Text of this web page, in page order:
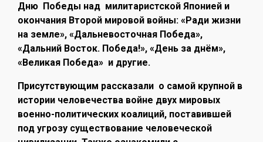
Дню Победы над милитаристской Японией и
окончания Второй мировой войны: «Ради жизни
на земле», «Дальневосточная Победа»,
«Дальний Восток. Победа!», «День за днём»,
«Великая Победа» и другие.
Присутствующим рассказали о самой крупной в
истории человечества войне двух мировых
военно-политических коалиций, поставившей
под угрозу существование человеческой